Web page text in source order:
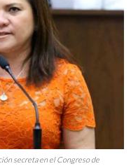
secreta en el Congreso de